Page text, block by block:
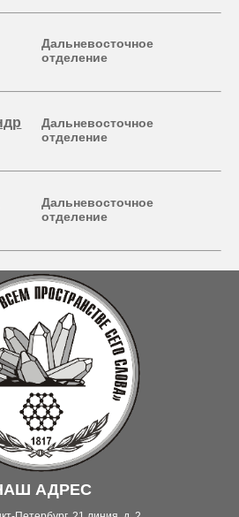
Дальневосточное
отделение
Дальневосточное
отделение
Дальневосточное
отделение
АДРЕС